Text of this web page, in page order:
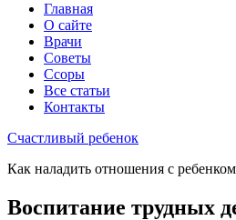
Главная
О сайте
Врачи
Советы
Ссоры
Все статьи
Контакты
Счастливый ребенок
Как наладить отношения с
Воспитание трудных